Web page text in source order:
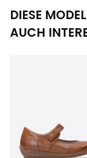
DIESE
AUCH